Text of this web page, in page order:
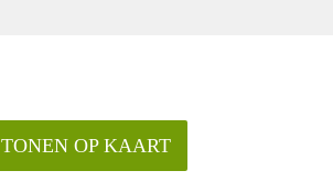
TONEN OP KAART